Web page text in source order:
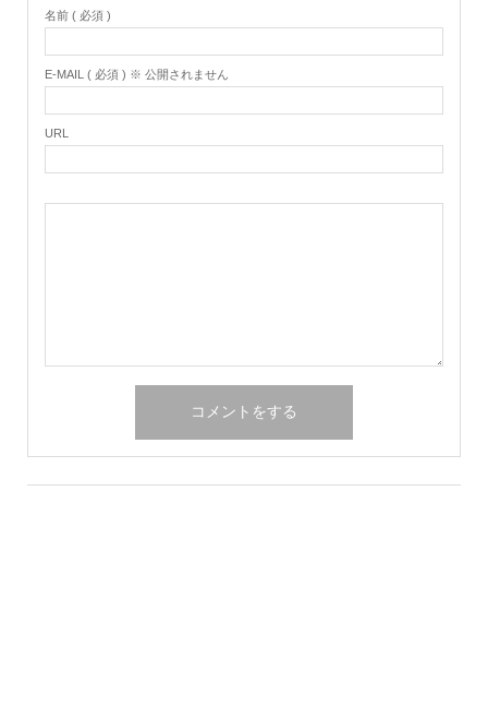
名前 ( 必須 )
E-MAIL ( 必須 ) ※ 公開されません
URL